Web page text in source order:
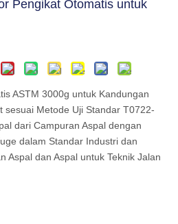
Pengikat Otomatis untuk
ASTM 3000g untuk Kandungan
sesuai Metode Uji Standar T0722-
dari Campuran Aspal dengan
dalam Standar Industri dan
Aspal dan Aspal untuk Teknik Jalan